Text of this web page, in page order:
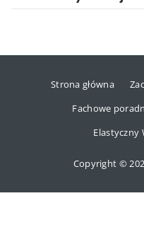
Strona główna
Fachowe
Elastyczny
Copyright ©